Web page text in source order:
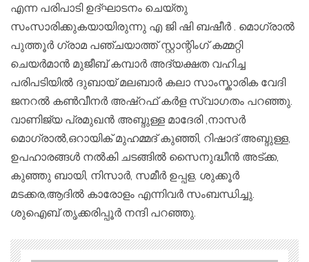
എന്ന പരിപാടി ഉദ്ഘാടനം ചെയ്തു
സംസാരിക്കുകയായിരുന്നു എ ജി ഷി ബഷീർ . മൊഗ്രാൽ
പുത്തൂർ ഗ്രാമ പഞ്ചയാത്ത് സ്റ്റാന്റിംഗ് കമ്മറ്റി
ചെയർമാൻ മുജീബ് കമ്പാർ അദ്യക്ഷത വഹിച്ച
പരിപടിയിൽ ദുബായ് മലബാർ കലാ സാംസ്കാരിക വേദി
ജനറൽ കൺവീനർ അഷ്‌റഫ്‌ കർള സ്വാഗതം പറഞ്ഞു.
വാണിജ്യ പ്രമുഖൻ അബ്ദുള്ള മാദേരി ,നാസർ
മൊഗ്രാൽ,ഒറായിക് മുഹമ്മദ്‌ കുഞ്ഞി, റിഷാദ് അബ്ദുള്ള,
ഉപഹാരങ്ങൾ നൽകി ചടങ്ങിൽ സൈനുദ്ധീൻ അട്ക്ക,
കുഞ്ഞു ബായി, നിസാർ, സമീർ ഉപ്പള, ശുക്കൂർ
മടക്കര,ആദിൽ കാരോളം എന്നിവർ സംബന്ധിച്ചു.
ശുഐബ് തൃക്കരിപ്പൂർ നന്ദി പറഞ്ഞു.